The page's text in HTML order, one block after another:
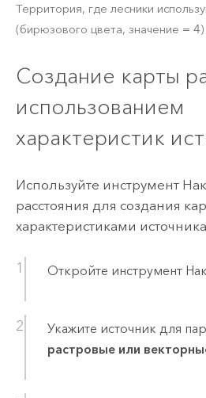
Территория, где лесники
(бирюзового цвета, значение =
Создание карты
использованием
характеристик
Используйте инструмент
расстояния для создания
характеристиками
Откройте инструмент
Укажите источник для
растровые или